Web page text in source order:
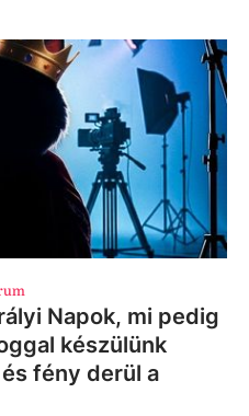
Napok, mi pedig
készülünk
fény derül a